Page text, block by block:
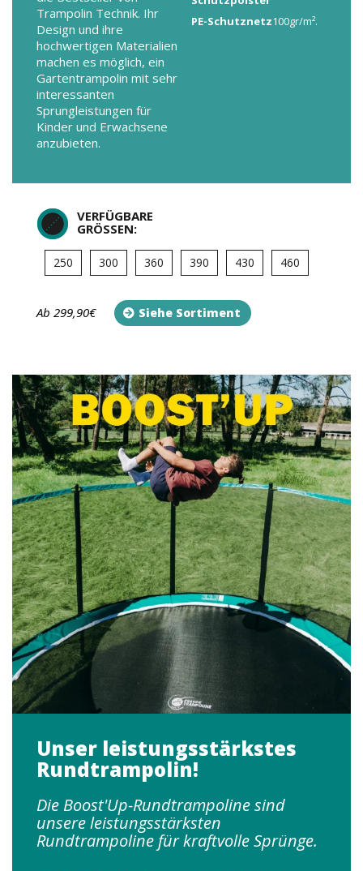
Trampolin Technik. Ihr
Design und ihre
hochwertigen Materialien
machen es möglich, ein
Gartentrampolin mit sehr
interessanten
Sprungleistungen für
Kinder und Erwachsene
anzubieten.
PE-Schutznetz100gr/m².
VERFÜGBARE
GRÖSSEN:
250 300 360 390 430 460
Ab 299,90€ Siehe Sortiment
Unser leistungsstärkstes
Rundtrampolin!
Die Boost'Up-Rundtrampoline sind
unsere leistungsstärksten
Rundtrampoline für kraftvolle Sprünge.